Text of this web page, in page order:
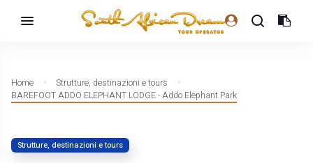
Home
Strutture, destinazioni e tours
BAREFOOT ADDO ELEPHANT LODGE - Addo Elephant Park
Strutture, destinazioni e tours